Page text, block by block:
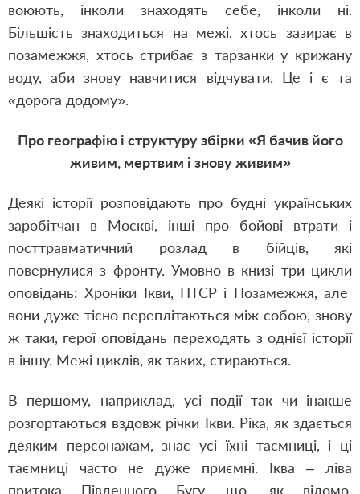
воюють, інколи знаходять себе, інколи ні.
Більшість знаходиться на межі, хтось зазирає в
позамежжя, хтось стрибає з тарзанки у крижану
воду, аби знову навчитися відчувати. Це і є та
«дорога додому».
Про географію і структуру збірки «Я бачив його
живим, мертвим і знову живим»
Деякі історії розповідають про будні українських
заробітчан в Москві, інші про бойові втрати і
посттравматичний розлад в бійців, які
повернулися з фронту. Умовно в книзі три цикли
оповідань: Хроніки Ікви, ПТСР і Позамежжя, але
вони дуже тісно переплітаються між собою, знову
ж таки, герої оповідань переходять з однієї історії
в іншу. Межі циклів, як таких, стираються.
В першому, наприклад, усі події так чи інакше
розгортаються вздовж річки Ікви. Ріка, як здається
деяким персонажам, знає усі їхні таємниці, і ці
таємниці часто не дуже приємні. Іква – ліва
притока Південного Бугу, що, як відомо,